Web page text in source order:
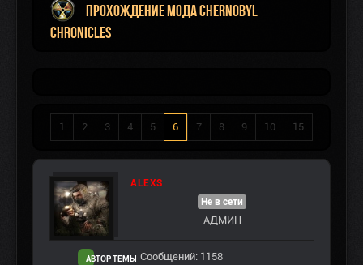
Прохождение мода Chernobyl
Chronicles
1 2 3 4 5 6 7 8 9 10 15
ALEXS
АВТОР ТЕМЫ
Не в сети
АДМИН
Сообщений: 1158